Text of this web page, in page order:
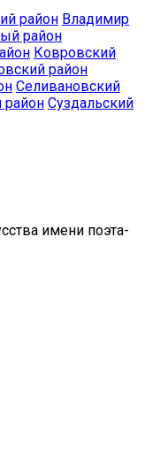
район Владимир
район
Ковровский
район
Селивановский
район Суздальский
имени поэта-